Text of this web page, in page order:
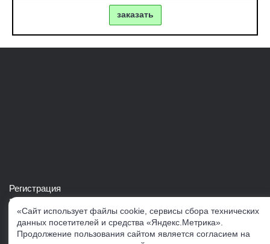
заказать
Регистрация
Войти в свой аккаунт
Скачать каталог продукции VERTUL
«Сайт использует файлы cookie, сервисы сбора технических
данных посетителей и средства «Яндекс.Метрика».
Продолжение пользования сайтом является согласием на